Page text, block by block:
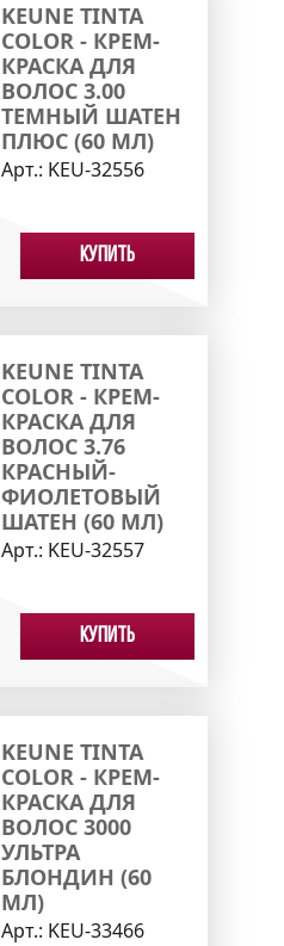
KEUNE TINTA
COLOR - КРЕМ-
КРАСКА ДЛЯ
ВОЛОС 3.00
ТЕМНЫЙ ШАТЕН
ПЛЮС (60 МЛ)
Арт.: KEU-32556
Купить
KEUNE TINTA
COLOR - КРЕМ-
КРАСКА ДЛЯ
ВОЛОС 3.76
КРАСНЫЙ-
ФИОЛЕТОВЫЙ
ШАТЕН (60 МЛ)
Арт.: KEU-32557
Купить
KEUNE TINTA
COLOR - КРЕМ-
КРАСКА ДЛЯ
ВОЛОС 3000
УЛЬТРА
БЛОНДИН (60
МЛ)
Арт.: KEU-33466